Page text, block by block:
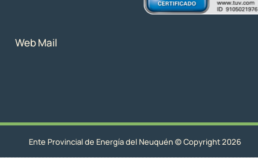
Web Mail
Ente Provincial de Energía del Neuquén © Copyright 2026